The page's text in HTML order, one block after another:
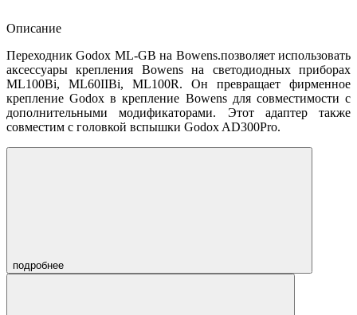
Описание
Переходник Godox ML-GB на Bowens.позволяет использовать
аксессуары крепления Bowens на светодиодных приборах
ML100Bi, ML60IIBi, ML100R. Он превращает фирменное
крепление Godox в крепление Bowens для совместимости с
дополнительными модификаторами. Этот адаптер также
совместим с головкой вспышки Godox AD300Pro.
подробнее